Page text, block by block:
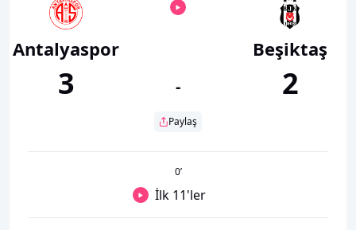
Antalyaspor
3 -
Paylaş
Beşiktaş
2
0’
İlk 11'ler